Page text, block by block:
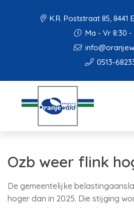
K.R. Poststraat 85, 8441
Ma - Vr 8:30 -
0513-
Ozb weer flink
De gemeentelijke
hoger dan in 2025. Die stijging